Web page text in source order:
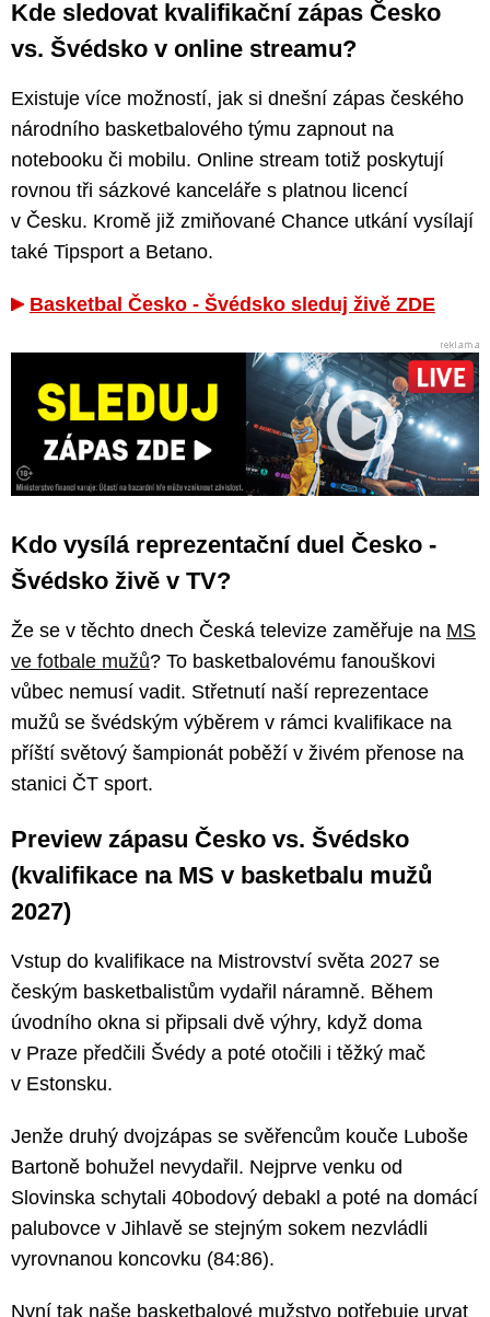
Kde sledovat kvalifikační zápas Česko
vs. Švédsko v online streamu?
Existuje více možností, jak si dnešní zápas českého
národního basketbalového týmu zapnout na
notebooku či mobilu. Online stream totiž poskytují
rovnou tři sázkové kanceláře s platnou licencí
v Česku. Kromě již zmiňované Chance utkání vysílají
také Tipsport a Betano.
Basketbal Česko - Švédsko sleduj živě ZDE
Kdo vysílá reprezentační duel Česko -
Švédsko živě v TV?
Že se v těchto dnech Česká televize zaměřuje na MS
ve fotbale mužů? To basketbalovému fanouškovi
vůbec nemusí vadit. Střetnutí naší reprezentace
mužů se švédským výběrem v rámci kvalifikace na
příští světový šampionát poběží v živém přenose na
stanici ČT sport.
Preview zápasu Česko vs. Švédsko
(kvalifikace na MS v basketbalu mužů
2027)
Vstup do kvalifikace na Mistrovství světa 2027 se
českým basketbalistům vydařil náramně. Během
úvodního okna si připsali dvě výhry, když doma
v Praze předčili Švédy a poté otočili i těžký mač
v Estonsku.
Jenže druhý dvojzápas se svěřencům kouče Luboše
Bartoně bohužel nevydařil. Nejprve venku od
Slovinska schytali 40bodový debakl a poté na domácí
palubovce v Jihlavě se stejným sokem nezvládli
vyrovnanou koncovku (84:86).
Nyní tak naše basketbalové mužstvo potřebuje urvat